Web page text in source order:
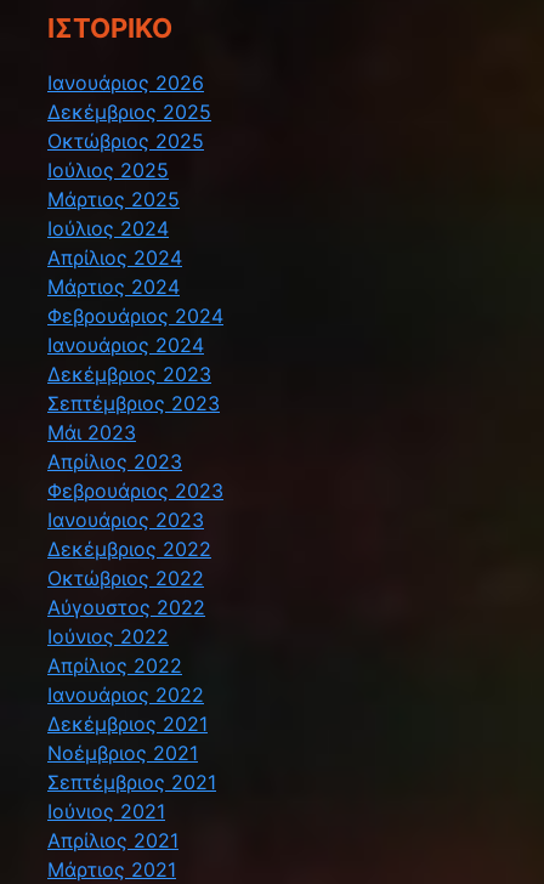
ΙΣΤΟΡΙΚΌ
Ιανουάριος 2026
Δεκέμβριος 2025
Οκτώβριος 2025
Ιούλιος 2025
Μάρτιος 2025
Ιούλιος 2024
Απρίλιος 2024
Μάρτιος 2024
Φεβρουάριος 2024
Ιανουάριος 2024
Δεκέμβριος 2023
Σεπτέμβριος 2023
Μάι 2023
Απρίλιος 2023
Φεβρουάριος 2023
Ιανουάριος 2023
Δεκέμβριος 2022
Οκτώβριος 2022
Αύγουστος 2022
Ιούνιος 2022
Απρίλιος 2022
Ιανουάριος 2022
Δεκέμβριος 2021
Νοέμβριος 2021
Σεπτέμβριος 2021
Ιούνιος 2021
Απρίλιος 2021
Μάρτιος 2021